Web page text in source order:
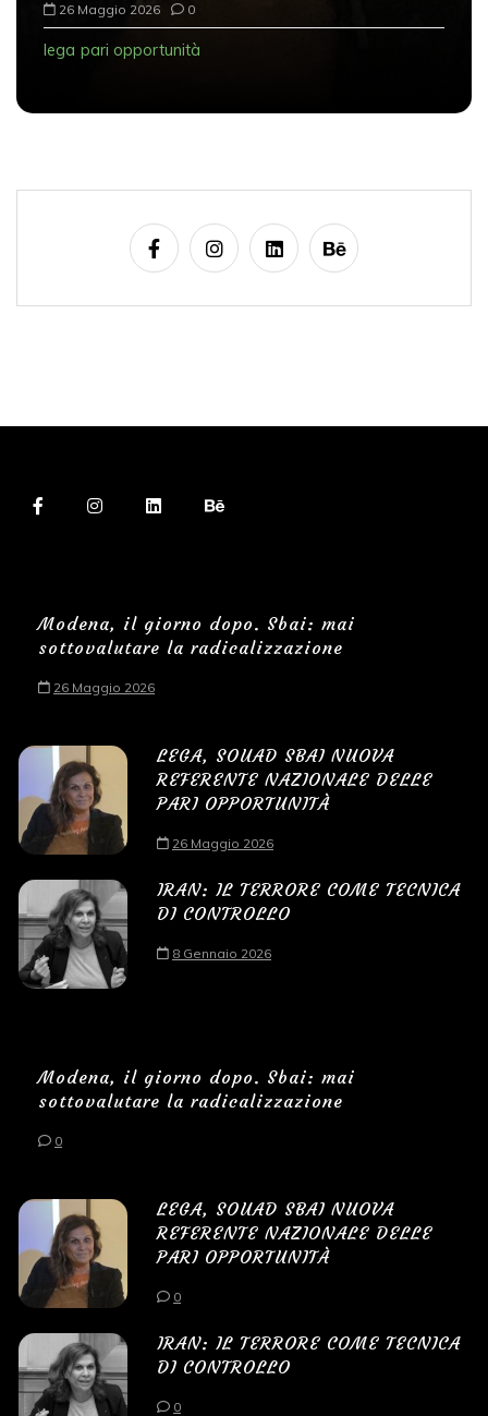
26 Maggio 2026 0
lega pari opportunità
Modena, il giorno dopo. Sbai: mai
sottovalutare la radicalizzazione
26 Maggio 2026
LEGA, SOUAD SBAI NUOVA
REFERENTE NAZIONALE DELLE
PARI OPPORTUNITÀ
26 Maggio 2026
IRAN: IL TERRORE COME TECNICA
DI CONTROLLO
8 Gennaio 2026
Modena, il giorno dopo. Sbai: mai
sottovalutare la radicalizzazione
0
LEGA, SOUAD SBAI NUOVA
REFERENTE NAZIONALE DELLE
PARI OPPORTUNITÀ
0
IRAN: IL TERRORE COME TECNICA
DI CONTROLLO
0